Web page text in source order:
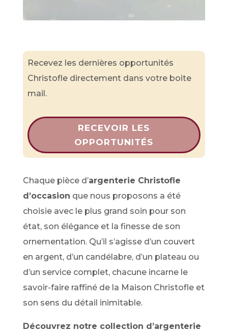
Recevez les dernières opportunités
Christofle directement dans votre boite
mail.
RECEVOIR LES
OPPORTUNITÉS
Chaque pièce d’argenterie Christofle
d’occasion que nous proposons a été
choisie avec le plus grand soin pour son
état, son élégance et la finesse de son
ornementation. Qu’il s’agisse d’un couvert
en argent, d’un candélabre, d’un plateau ou
d’un service complet, chacune incarne le
savoir-faire raffiné de la Maison Christofle et
son sens du détail inimitable.
Découvrez notre collection d’argenterie